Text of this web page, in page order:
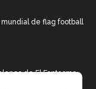
de flag football
de El Fantasma